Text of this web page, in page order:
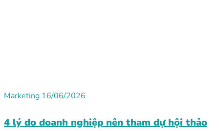
Marketing 16/06/2026
4 lý do doanh nghiệp nên tham dự hội thảo